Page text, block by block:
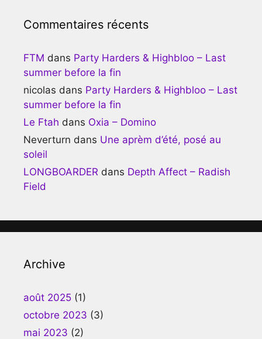
Commentaires récents
FTM dans Party Harders & Highbloo – Last
summer before la fin
nicolas dans Party Harders & Highbloo – Last
summer before la fin
Le Ftah dans Oxia – Domino
Neverturn dans Une aprèm d’été, posé au
soleil
LONGBOARDER dans Depth Affect – Radish
Field
Archive
août 2025 (1)
octobre 2023 (3)
mai 2023 (2)